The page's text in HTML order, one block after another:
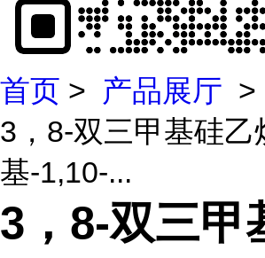
首页 > 产品展厅 >
3，8-双三甲基硅乙
基-1,10-...
3，8-双三甲